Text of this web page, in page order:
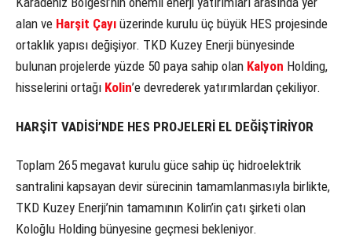
alan ve Harşit Çayı üzerinde kurulu üç büyük HES projesinde
ortaklık yapısı değişiyor. TKD Kuzey Enerji bünyesinde
bulunan projelerde yüzde 50 paya sahip olan Kalyon Holding,
hisselerini ortağı Kolin’e devrederek yatırımlardan çekiliyor.
HARŞİT VADİSİ’NDE HES PROJELERİ EL DEĞİŞTİRİYOR
Toplam 265 megavat kurulu güce sahip üç hidroelektrik
santralini kapsayan devir sürecinin tamamlanmasıyla birlikte,
TKD Kuzey Enerji’nin tamamının Kolin’in çatı şirketi olan
Koloğlu Holding bünyesine geçmesi bekleniyor.